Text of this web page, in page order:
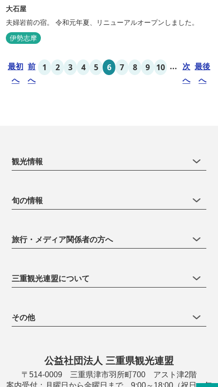
大石屋
夫婦岩前の宿。 令和元年夏、リニューアルオープンしました。
伊勢志摩
最初
へ
前
へ
1 2 3 4 5 6 7 8 9 10 ... 次
へ
最後
へ
観光情報
旬の情報
旅行・メディア関係者の方へ
三重観光連盟について
その他
公益社団法人 三重県観光連盟
〒514-0009 三重県津市羽所町700 アスト津2階
案内受付：月曜日から金曜日まで 9:00～18:00（祝日・年